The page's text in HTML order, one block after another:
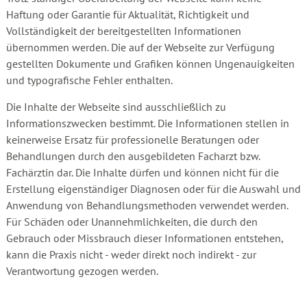
Haftung oder Garantie für Aktualität, Richtigkeit und
Vollständigkeit der bereitgestellten Informationen
übernommen werden. Die auf der Webseite zur Verfügung
gestellten Dokumente und Grafiken können Ungenauigkeiten
und typografische Fehler enthalten.
Die Inhalte der Webseite sind ausschließlich zu
Informationszwecken bestimmt. Die Informationen stellen in
keinerweise Ersatz für professionelle Beratungen oder
Behandlungen durch den ausgebildeten Facharzt bzw.
Fachärztin dar. Die Inhalte dürfen und können nicht für die
Erstellung eigenständiger Diagnosen oder für die Auswahl und
Anwendung von Behandlungsmethoden verwendet werden.
Für Schäden oder Unannehmlichkeiten, die durch den
Gebrauch oder Missbrauch dieser Informationen entstehen,
kann die Praxis nicht - weder direkt noch indirekt - zur
Verantwortung gezogen werden.